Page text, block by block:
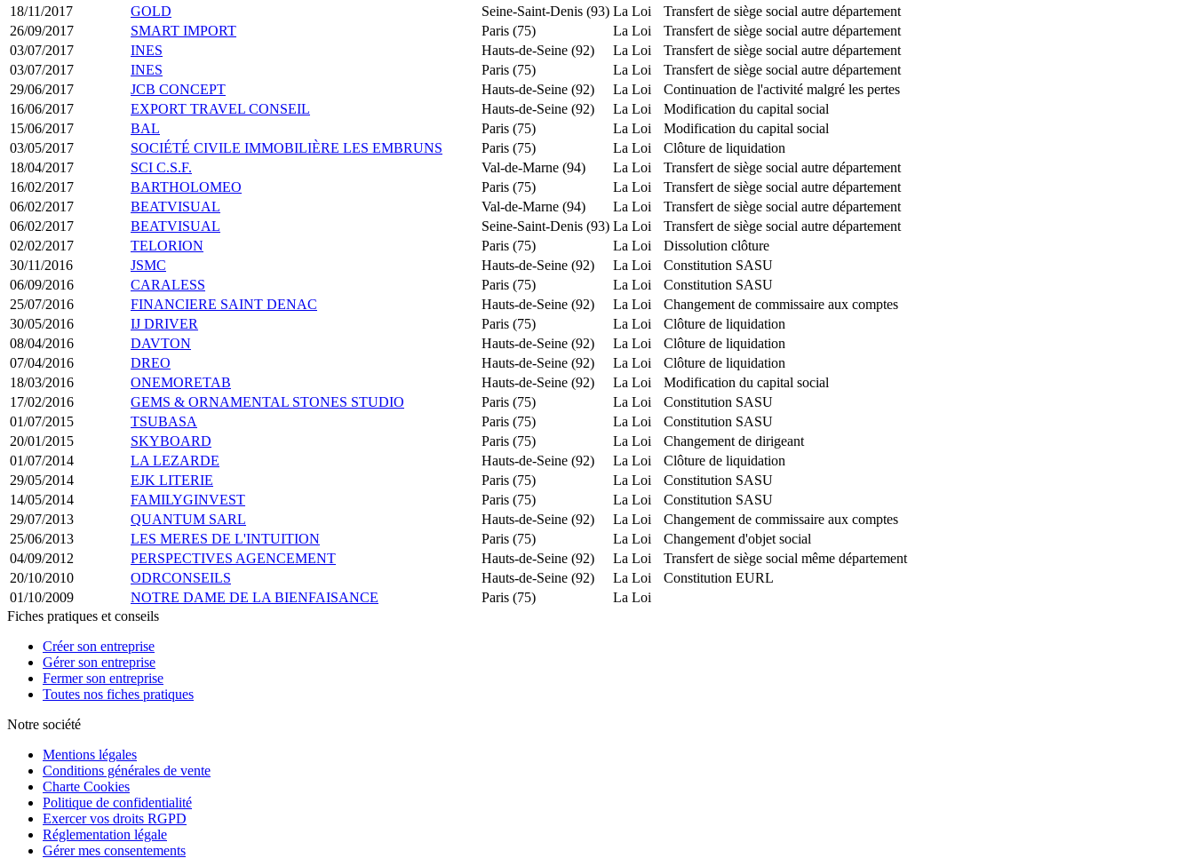
18/11/2017
GOLD Seine-Saint-Denis (93) La Loi
Transfert de siège social autre département
26/09/2017
SMART IMPORT Paris (75) La Loi
Transfert de siège social autre département
03/07/2017
INES Hauts-de-Seine (92) La Loi
Transfert de siège social autre département
03/07/2017
INES Paris (75) La Loi
Transfert de siège social autre département
29/06/2017
JCB CONCEPT Hauts-de-Seine (92) La Loi
Continuation de l'activité malgré les pertes
16/06/2017
EXPORT TRAVEL CONSEIL Hauts-de-Seine (92) La Loi
Modification du capital social
15/06/2017
BAL Paris (75) La Loi
Modification du capital social
03/05/2017
SOCIÉTÉ CIVILE IMMOBILIÈRE LES EMBRUNS Paris (75) La Loi
Clôture de liquidation
18/04/2017
SCI C.S.F. Val-de-Marne (94) La Loi
Transfert de siège social autre département
16/02/2017
BARTHOLOMEO Paris (75) La Loi
Transfert de siège social autre département
06/02/2017
BEATVISUAL Val-de-Marne (94) La Loi
Transfert de siège social autre département
06/02/2017
BEATVISUAL Seine-Saint-Denis (93) La Loi
Transfert de siège social autre département
02/02/2017
TELORION Paris (75) La Loi
Dissolution clôture
30/11/2016
JSMC Hauts-de-Seine (92) La Loi
Constitution SASU
06/09/2016
CARALESS Paris (75) La Loi
Constitution SASU
25/07/2016
FINANCIERE SAINT DENAC Hauts-de-Seine (92) La Loi
Changement de commissaire aux comptes
30/05/2016
IJ DRIVER Paris (75) La Loi
Clôture de liquidation
08/04/2016
DAVTON Hauts-de-Seine (92) La Loi
Clôture de liquidation
07/04/2016
DREO Hauts-de-Seine (92) La Loi
Clôture de liquidation
18/03/2016
ONEMORETAB Hauts-de-Seine (92) La Loi
Modification du capital social
17/02/2016
GEMS & ORNAMENTAL STONES STUDIO Paris (75) La Loi
Constitution SASU
01/07/2015
TSUBASA Paris (75) La Loi
Constitution SASU
20/01/2015
SKYBOARD Paris (75) La Loi
Changement de dirigeant
01/07/2014
LA LEZARDE Hauts-de-Seine (92) La Loi
Clôture de liquidation
29/05/2014
EJK LITERIE Paris (75) La Loi
Constitution SASU
14/05/2014
FAMILYGINVEST Paris (75) La Loi
Constitution SASU
29/07/2013
QUANTUM SARL Hauts-de-Seine (92) La Loi
Changement de commissaire aux comptes
25/06/2013
LES MERES DE L'INTUITION Paris (75) La Loi
Changement d'objet social
04/09/2012
PERSPECTIVES AGENCEMENT Hauts-de-Seine (92) La Loi
Transfert de siège social même département
20/10/2010
ODRCONSEILS Hauts-de-Seine (92) La Loi
Constitution EURL
01/10/2009
NOTRE DAME DE LA BIENFAISANCE Paris (75)
La Loi
Fiches pratiques et conseils
Créer son entreprise
Gérer son entreprise
Fermer son entreprise
Toutes nos fiches pratiques
Notre société
Mentions légales
Conditions générales de vente
Charte Cookies
Politique de confidentialité
Exercer vos droits RGPD
Réglementation légale
Gérer mes consentements